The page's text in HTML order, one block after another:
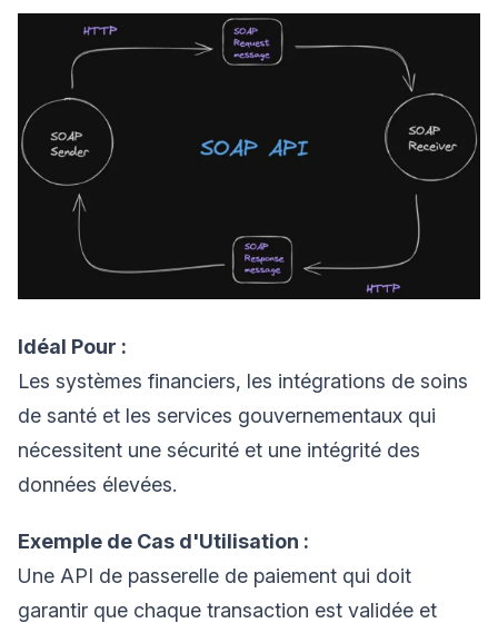
Idéal Pour :
Les systèmes financiers, les intégrations de soins
de santé et les services gouvernementaux qui
nécessitent une sécurité et une intégrité des
données élevées.
Exemple de Cas d'Utilisation :
Une API de passerelle de paiement qui doit
garantir que chaque transaction est validée et